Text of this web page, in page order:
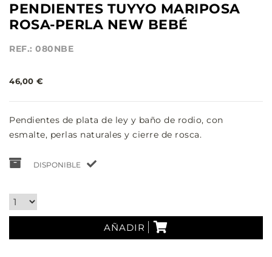
PENDIENTES TUYYO MARIPOSA
ROSA-PERLA NEW BEBÉ
REF.: 080NBE
46,00 €
Pendientes de plata de ley y baño de rodio, con
esmalte, perlas naturales y cierre de rosca.
DISPONIBLE
AÑADIR